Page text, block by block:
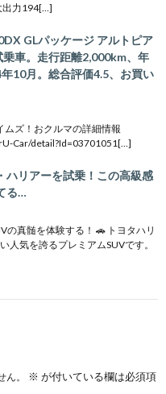
出力194[…]
GLパッケージ アルトピア
乗車。走行距離2,000km、年
10月。総合評価4.5、お買い
ズ！おクルマの詳細情報
Car/detail?Id=03701051[…]
ハリアーを試乗！この高級感
る…
の真髄を体験する！ 🚗 トヨタハリ
人気を誇るプレミアムSUVです。
。 ※ が付いている欄は必須項